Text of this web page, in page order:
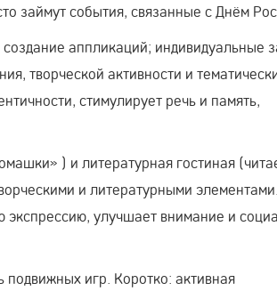
займут события, связанные с Днём
аппликаций; индивидуальные
творческой активности и
стимулирует речь и память,
) и литературная гостиная
и литературными элементами.
улучшает внимание и
игр. Коротко: активная